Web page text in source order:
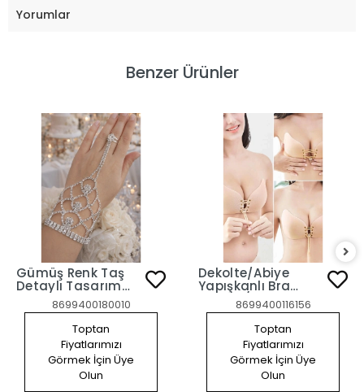
Yorumlar
Benzer Ürünler
Gümüş Renk Taş
Detaylı Tasarım
Şahmeran
8699400180010
Toptan
Fiyatlarımızı
Görmek İçin Üye
Olun
Dekolte/Abiye
Yapışkanlı Bra
Sütyen/ Askısız
Straplez Göğüs
Dikleştirici Sütyen
8699400116156
Toptan
Fiyatlarımızı
Görmek İçin Üye
Olun